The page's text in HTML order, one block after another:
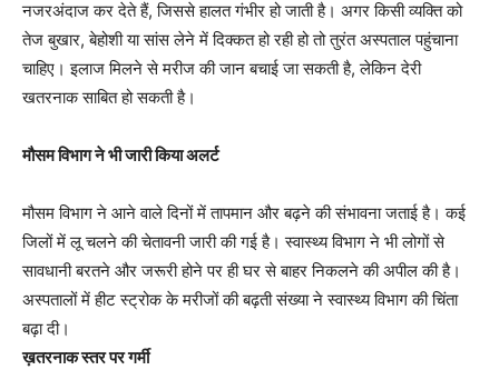
नजरअंदाज कर देते हैं, जिससे हालत गंभीर हो जाती है। अगर किसी व्यक्ति को
तेज बुखार, बेहोशी या सांस लेने में दिक्कत हो रही हो तो तुरंत अस्पताल पहुंचाना
चाहिए। इलाज मिलने से मरीज की जान बचाई जा सकती है, लेकिन देरी
खतरनाक साबित हो सकती है।
मौसम विभाग ने भी जारी किया अलर्ट
मौसम विभाग ने आने वाले दिनों में तापमान और बढ़ने की संभावना जताई है। कई
जिलों में लू चलने की चेतावनी जारी की गई है। स्वास्थ्य विभाग ने भी लोगों से
सावधानी बरतने और जरूरी होने पर ही घर से बाहर निकलने की अपील की है।
अस्पतालों में हीट स्ट्रोक के मरीजों की बढ़ती संख्या ने स्वास्थ्य विभाग की चिंता
बढ़ा दी।
ख़तरनाक स्तर पर गर्मी